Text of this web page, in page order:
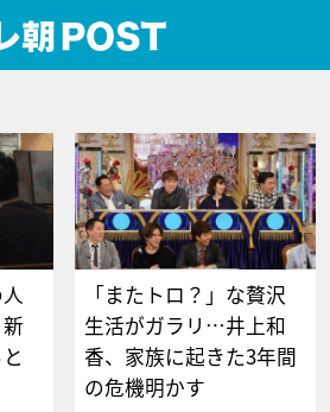
「またトロ？」な贅沢
生活がガラリ…井上和
香、家族に起きた3年間
の危機明かす